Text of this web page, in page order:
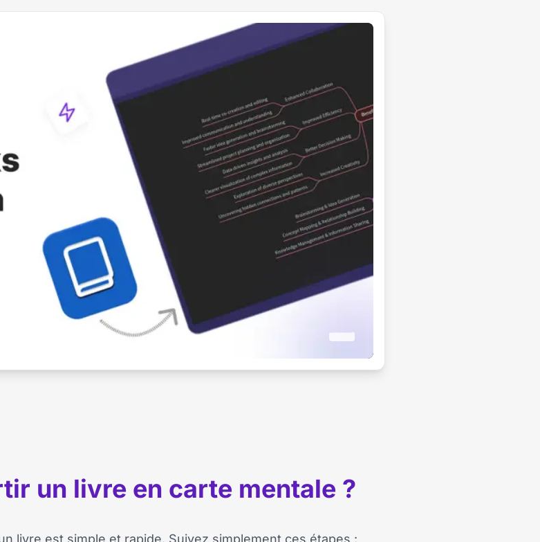
un livre en carte mentale ?
livre est simple et rapide. Suivez simplement ces étapes :